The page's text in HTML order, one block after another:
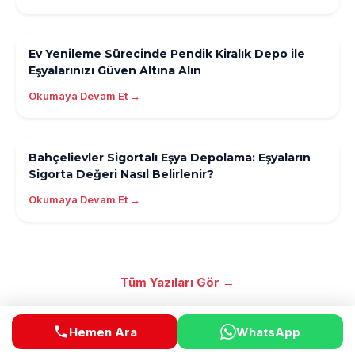
Ev Yenileme Sürecinde Pendik Kiralık Depo ile
Eşyalarınızı Güven Altına Alın
Okumaya Devam Et →
Bahçelievler Sigortalı Eşya Depolama: Eşyaların
Sigorta Değeri Nasıl Belirlenir?
Okumaya Devam Et →
Tüm Yazıları Gör →
Hemen Ara WhatsApp